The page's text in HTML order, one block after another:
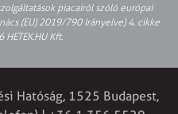
piacairól szóló európai
(EU) 2019/790 Irányelve) 4. cikke
Kft.
Hatóság, 1525 Budapest,